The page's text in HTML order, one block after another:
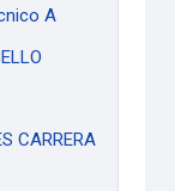
A
CARRERA